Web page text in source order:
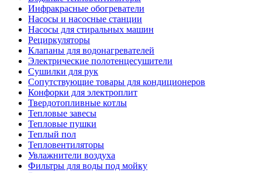
Инфракрасные обогреватели
Насосы и насосные станции
Насосы для стиральных машин
Рециркуляторы
Клапаны для водонагревателей
Электрические полотенцесушители
Сушилки для рук
Сопутствующие товары для кондиционеров
Конфорки для электроплит
Твердотопливные котлы
Тепловые завесы
Тепловые пушки
Теплый пол
Тепловентиляторы
Увлажнители воздуха
Фильтры для воды под мойку